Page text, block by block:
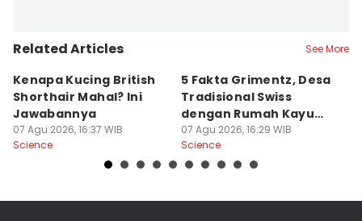
Related Articles See More
Kenapa Kucing British
Shorthair Mahal? Ini
Jawabannya
07 Agu 2026, 16:37 WIB
Science
5 Fakta Grimentz, Desa
Tradisional Swiss
dengan Rumah Kayu
Menawan
07 Agu 2026, 16:29 WIB
Science